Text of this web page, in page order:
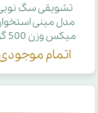
تشویقی سگ
مدل مینی
میکس وزن 500 گرم
اتمام